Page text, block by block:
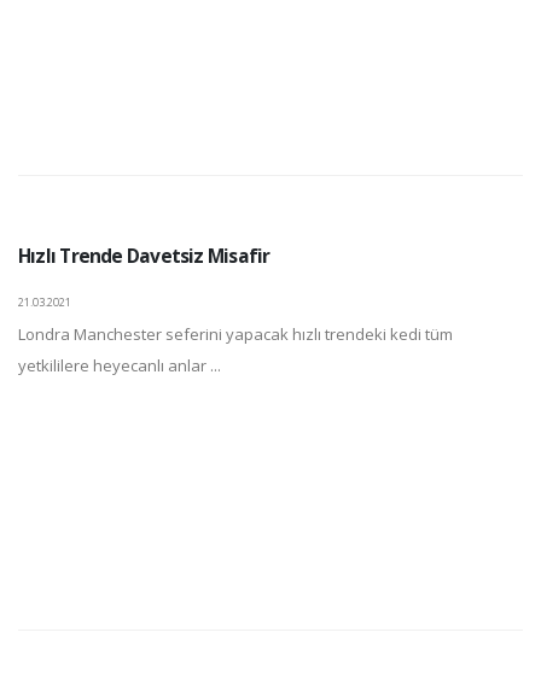
Hızlı Trende Davetsiz Misafir
21.03.2021
Londra Manchester seferini yapacak hızlı trendeki kedi tüm
yetkililere heyecanlı anlar ...